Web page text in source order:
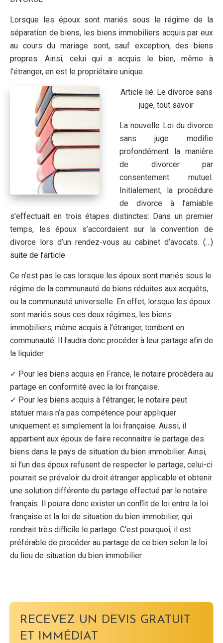
Lorsque les époux sont mariés sous le régime de la
séparation de biens, les biens immobiliers acquis par eux
au cours du mariage sont, sauf exception, des biens
propres. Ainsi, celui qui a acquis le bien, même à
l’étranger, en est le propriétaire unique.
Article lié: Le divorce sans
juge, tout savoir
La nouvelle Loi du divorce
sans juge modifie
profondément la manière
de divorcer par
consentement mutuel.
Initialement, la procédure
de divorce à l’amiable
s’effectuait en trois étapes distinctes: Dans un premier
temps, les époux s’accordaient sur la convention de
divorce lors d’un rendez-vous au cabinet d’avocats. (…)
suite de l’article
Ce n’est pas le cas lorsque les époux sont mariés sous le
régime de la communauté de biens réduites aux acquêts,
ou la communauté universelle. En effet, lorsque les époux
sont mariés sous ces deux régimes, les biens
immobiliers, même acquis à l’étranger, tombent en
communauté. Il faudra donc procéder à leur partage afin de
la liquider.
✓ Pour les biens acquis en France, le notaire procèdera au
partage en conformité avec la loi française.
✓ Pour les biens acquis à l’étranger, le notaire peut
statuer mais n’a pas compétence pour appliquer
uniquement et simplement la loi française. Aussi, il
appartient aux époux de faire reconnaitre le partage des
biens dans le pays de situation du bien immobilier. Ainsi,
si l’un des époux refusent de respecter le partage, celui-ci
pourrait se prévaloir du droit étranger applicable et obtenir
une solution différente du partage effectué par le notaire
français. Il pourra donc exister un conflit de loi entre la loi
française et la loi de situation du bien immobilier, qui
rendrait très difficile le partage. C’est pourquoi, il est
préférable de procéder au partage de ce bien selon la loi
du lieu de situation du bien immobilier.
RECEVEZ UN DEVIS GRATUIT
ET IMMÉDIAT